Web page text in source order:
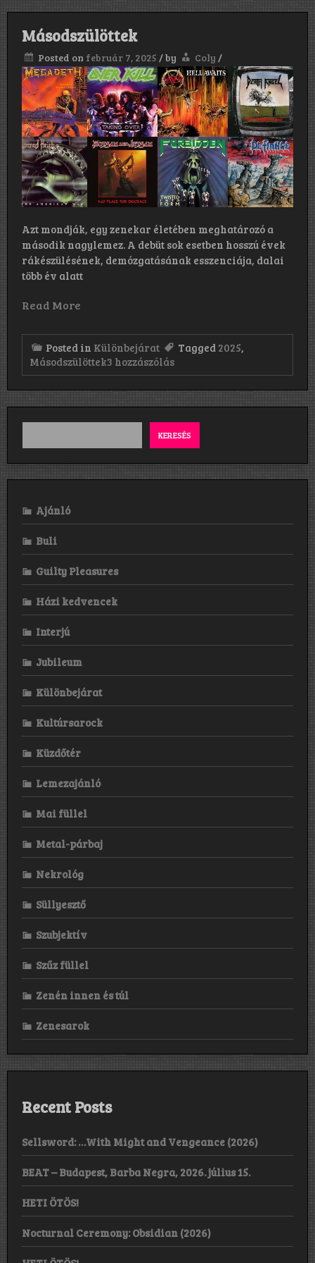
Másodszülöttek
Posted on február 7, 2025 /by Coly /
Azt mondják, egy zenekar életében meghatározó a
második nagylemez. A debüt sok esetben hosszú évek
rákészülésének, demózgatásának esszenciája, dalai
több év alatt
Read More
Posted in Különbejárat Tagged 2025,
Másodszülöttek3 hozzászólásMásodszülöttek
című
KERESÉS
Ajánló
Buli
Guilty Pleasures
Házi kedvencek
Interjú
Jubileum
Különbejárat
Kultúrsarock
Küzdőtér
Lemezajánló
Mai füllel
Metal-párbaj
Nekrológ
Süllyesztő
Szubjektív
Szűz füllel
Zenén innen és túl
Zenesarok
Recent Posts
Sellsword: …With Might and Vengeance (2026)
BEAT – Budapest, Barba Negra, 2026. július 15.
HETI ÖTÖS!
Nocturnal Ceremony: Obsidian (2026)